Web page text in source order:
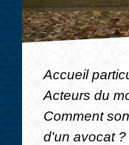
Accueil
Acteurs du
Comment
d'un avocat ?